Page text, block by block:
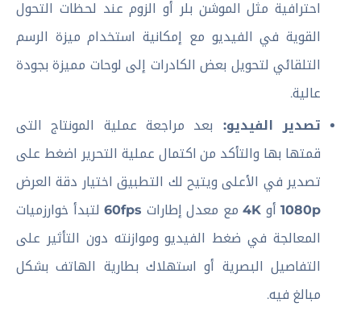
احترافية مثل الموشن بلر أو الزوم عند لحظات التحول
القوية في الفيديو مع إمكانية استخدام ميزة الرسم
التلقائي لتحويل بعض الكادرات إلى لوحات مميزة بجودة
عالية.
تصدير الفيديو: بعد مراجعة عملية المونتاج التى
قمتها بها والتأكد من اكتمال عملية التحرير اضغط على
تصدير في الأعلى ويتيح لك التطبيق اختيار دقة العرض
1080p أو 4K مع معدل إطارات 60fps لتبدأ خوارزميات
المعالجة في ضغط الفيديو وموازنته دون التأثير على
التفاصيل البصرية أو استهلاك بطارية الهاتف بشكل
مبالغ فيه.